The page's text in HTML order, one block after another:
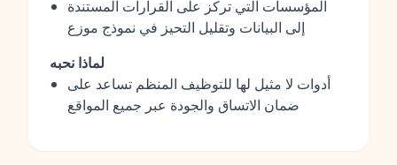
المؤسسات التي تركز على القرارات المستندة
إلى البيانات وتقليل التحيز في نموذج موزع
لماذا نحبه
أدوات لا مثيل لها للتوظيف المنظم تساعد على
ضمان الاتساق والجودة عبر جميع المواقع